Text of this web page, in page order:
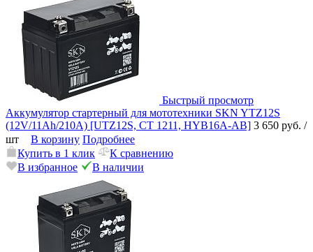
Быстрый просмотр
Аккумулятор стартерный для мототехники SKN YTZ12S
(12V/11Ah/210A) [UTZ12S, CT 1211, HYB16A-AB] 3 650 руб. /
шт
В корзину Подробнее
Купить в 1 клик
К сравнению
В избранное
В наличии